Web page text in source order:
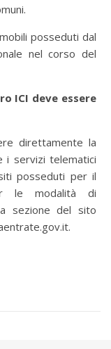
posseduti dal
nel corso del
ICI deve essere
direttamente la
i servizi telematici
posseduti per il
le modalità di
sezione del sito